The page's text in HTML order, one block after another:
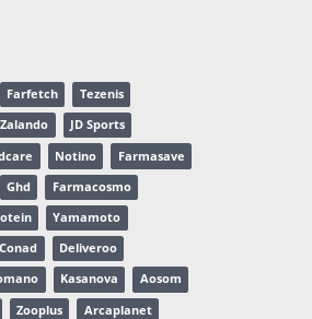
Farfetch Tezenis
JD Sports
Notino Farmasave
Ghd Farmacosmo
Yamamoto
Conad Deliveroo
Kasanova Aosom
Zooplus Arcaplanet